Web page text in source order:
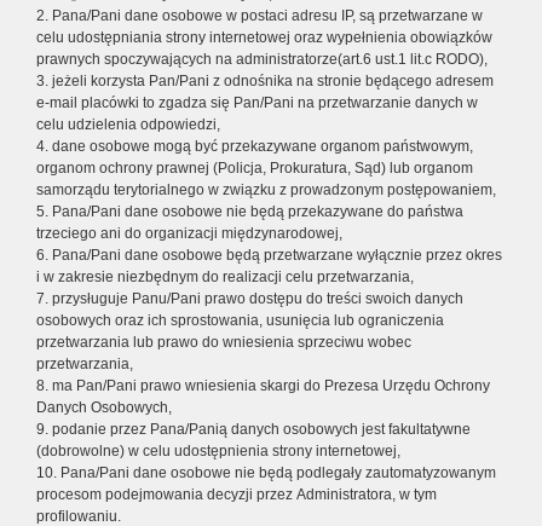
2. Pana/Pani dane osobowe w postaci adresu IP, są przetwarzane w
celu udostępniania strony internetowej oraz wypełnienia obowiązków
prawnych spoczywających na administratorze(art.6 ust.1 lit.c RODO),
3. jeżeli korzysta Pan/Pani z odnośnika na stronie będącego adresem
e-mail placówki to zgadza się Pan/Pani na przetwarzanie danych w
celu udzielenia odpowiedzi,
4. dane osobowe mogą być przekazywane organom państwowym,
organom ochrony prawnej (Policja, Prokuratura, Sąd) lub organom
samorządu terytorialnego w związku z prowadzonym postępowaniem,
5. Pana/Pani dane osobowe nie będą przekazywane do państwa
trzeciego ani do organizacji międzynarodowej,
6. Pana/Pani dane osobowe będą przetwarzane wyłącznie przez okres
i w zakresie niezbędnym do realizacji celu przetwarzania,
7. przysługuje Panu/Pani prawo dostępu do treści swoich danych
osobowych oraz ich sprostowania, usunięcia lub ograniczenia
przetwarzania lub prawo do wniesienia sprzeciwu wobec
przetwarzania,
8. ma Pan/Pani prawo wniesienia skargi do Prezesa Urzędu Ochrony
Danych Osobowych,
9. podanie przez Pana/Panią danych osobowych jest fakultatywne
(dobrowolne) w celu udostępnienia strony internetowej,
10. Pana/Pani dane osobowe nie będą podlegały zautomatyzowanym
procesom podejmowania decyzji przez Administratora, w tym
profilowaniu.